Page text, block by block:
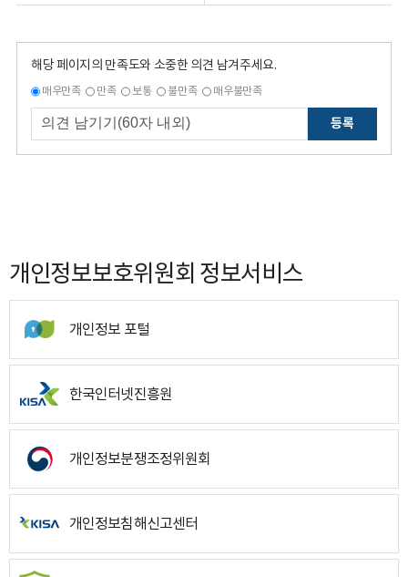
해당 페이지의 만족도와 소중한 의견 남겨주세요.
매우만족 만족 보통 불만족 매우불만족
등록
개인정보보호위원회 정보서비스
개인정보 포털
한국인터넷진흥원
개인정보분쟁조정위원회
개인정보침해신고센터